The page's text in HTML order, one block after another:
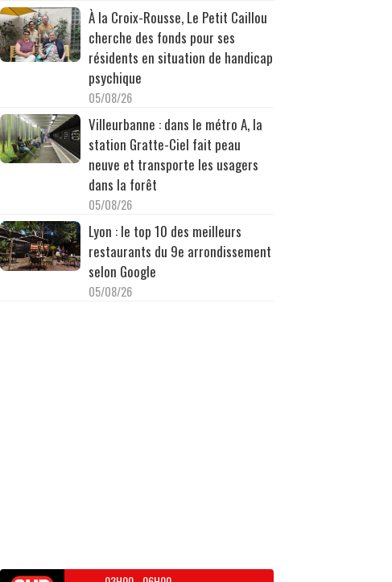
À la Croix-Rousse, Le Petit Caillou
cherche des fonds pour ses
résidents en situation de handicap
psychique
05/08/26
Villeurbanne : dans le métro A, la
station Gratte-Ciel fait peau
neuve et transporte les usagers
dans la forêt
05/08/26
Lyon : le top 10 des meilleurs
restaurants du 9e arrondissement
selon Google
05/08/26